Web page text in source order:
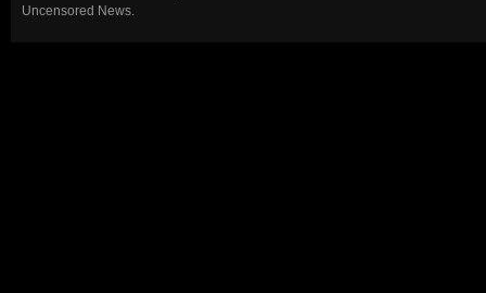
Uncensored News.